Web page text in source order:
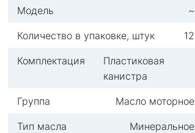
Модель
~
Количество в упаковке, штук
12
Комплектация
Пластиковая
канистра
Группа
Масло моторное
Тип масла
Минеральное